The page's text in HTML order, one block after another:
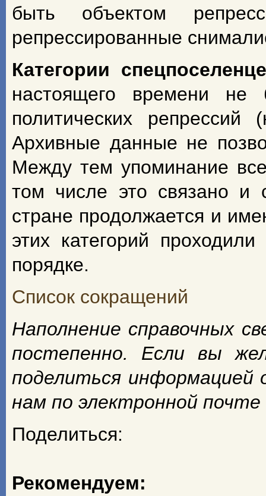
быть объектом
репрессированные
Категории
настоящего времени не
политических
Архивные данные не
Между тем упоминание
том числе это связано и
стране продолжается и
этих категорий
порядке.
Список сокращений
Наполнение справочных
постепенно. Если вы
поделиться информацией
нам по электронной почте
Поделиться:
Рекомендуем: